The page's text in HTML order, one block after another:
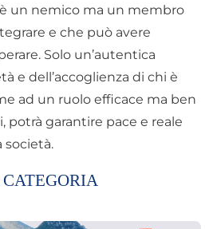
è un nemico ma un membro
e che può avere
Solo un’autentica
e dell’accoglienza di chi è
ad un ruolo efficace ma ben
garantire pace e reale
società.